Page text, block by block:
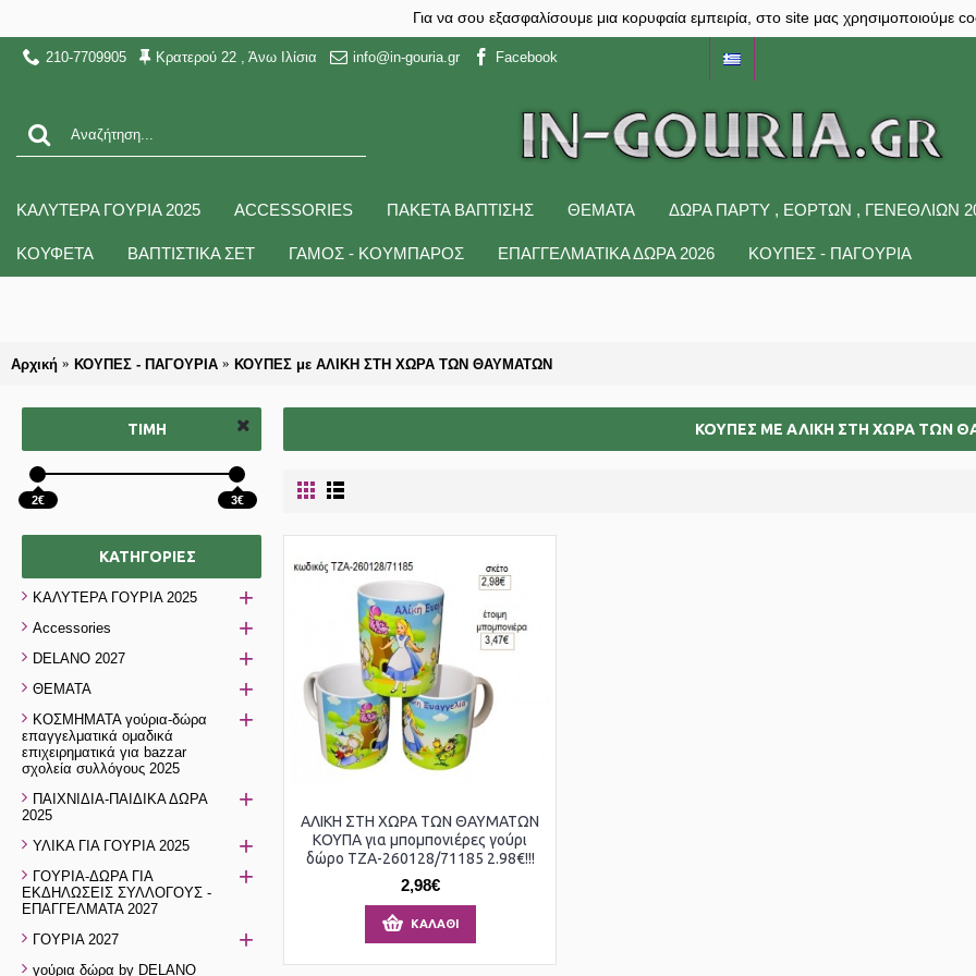
Για να σου εξασφαλίσουμε μια κορυφαία εμπειρία, στο site μας χρησιμοποιούμε
210-7709905 Κρατερού 22 , Άνω Ιλίσια info@in-gouria.gr Facebook
ΚΑΛΥΤΕΡΑ ΓΟΥΡΙΑ 2025 ACCESSORIES ΠΑΚΕΤΑ ΒΑΠΤΙΣΗΣ ΘΕΜΑΤΑ ΔΩΡΑ ΠΆΡΤΥ , ΕΟΡΤΏΝ , ΓΕΝΕΘΛΊΩΝ
ΚΟΥΦΕΤΑ ΒΑΠΤΙΣΤΙΚΑ ΣΕΤ ΓΑΜΟΣ - ΚΟΥΜΠΑΡΟΣ ΕΠΑΓΓΕΛΜΑΤΙΚΑ ΔΩΡΑ 2026 ΚΟΥΠΕΣ - ΠΑΓΟΥΡΙΑ
Αρχική ΚΟΥΠΕΣ - ΠΑΓΟΥΡΙΑ ΚΟΥΠΕΣ με ΑΛΙΚΗ ΣΤΗ ΧΩΡΑ ΤΩΝ ΘΑΥΜΑΤΩΝ
ΤΙΜΉ
2€ 3€
ΚΑΤΗΓΟΡΊΕΣ
ΚΑΛΥΤΕΡΑ ΓΟΥΡΙΑ 2025 +
Accessories +
DELANO 2027 +
ΘΕΜΑΤΑ +
ΚΟΣΜΗΜΑΤΑ γούρια-δώρα
επαγγελματικά ομαδικά
επιχειρηματικά για bazzar
σχολεία συλλόγους 2025
+
ΠΑΙΧΝΙΔΙΑ-ΠΑΙΔΙΚΑ ΔΩΡΑ
2025
+
ΥΛΙΚΑ ΓΙΑ ΓΟΥΡΙΑ 2025 +
ΓΟΥΡΙΑ-ΔΩΡΑ ΓΙΑ
ΕΚΔΗΛΩΣΕΙΣ ΣΥΛΛΟΓΟΥΣ -
ΕΠΑΓΓΕΛΜΑΤΑ 2027
+
ΓΟΥΡΙΑ 2027 +
γούρια δώρα by DELANO
ΚΟΥΠΕΣ ΜΕ ΑΛΙΚΗ ΣΤΗ ΧΩΡΑ ΤΩΝ
ΑΛΙΚΗ ΣΤΗ ΧΩΡΑ ΤΩΝ ΘΑΥΜΑΤΩΝ
ΚΟΥΠΑ για μπομπονιέρες γούρι
δώρο ΤΖΑ-260128/71185 2.98€!!!
2,98€
ΚΑΛΆΘΙ